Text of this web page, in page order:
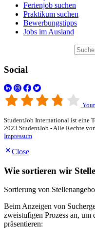
Ferienjob suchen
Praktikum suchen
Bewerbungstipps
Jobs im Ausland
Social
StudentJob International ist eine
2023 StudentJob - Alle Rechte
Impressum
Close
Wie sortieren wir
Sortierung von
Beim Anzeigen von
zweistufigen Prozess an, um
präsentieren: